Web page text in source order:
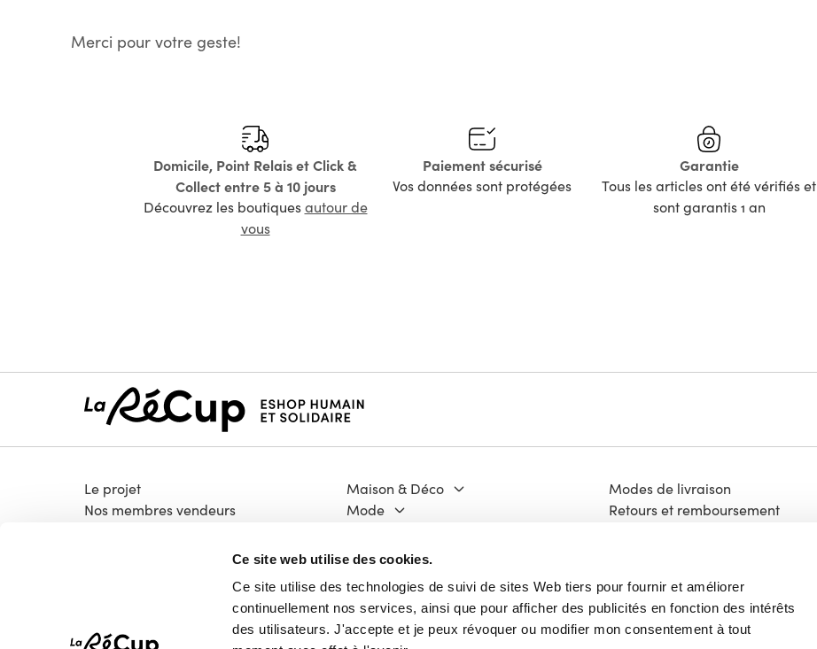
Ce site web utilise des cookies.
Ce site utilise des technologies de suivi de sites Web tiers pour fournir et améliorer
continuellement nos services, ainsi que pour afficher des publicités en fonction des intérêts
des utilisateurs. J'accepte et je peux révoquer ou modifier mon consentement à tout
Merci pour votre geste!
Domicile, Point Relais et Click &
Collect entre 5 à 10 jours
Découvrez les boutiquesautour de
vous
Paiement sécurisé
Vos données sont protégées
Garantie
Tous les articles ont été vérifiés et
sont garantis 1 an
Le projet
Nos membres vendeurs
Maison & Déco
Mode
Bricolage & Matériaux
Vélos
High-Tech
Pépites
Modes de livraison
Retours et remboursement
Mentions légales
Vie Privée
Charte Cookies